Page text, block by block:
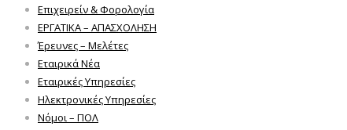
Επιχειρείν & Φορολογία
ΕΡΓΑΤΙΚΑ – ΑΠΑΣΧΟΛΗΣΗ
Έρευνες – Μελέτες
Εταιρικά Νέα
Εταιρικές Υπηρεσίες
Ηλεκτρονικές Υπηρεσίες
Νόμοι – ΠΟΛ